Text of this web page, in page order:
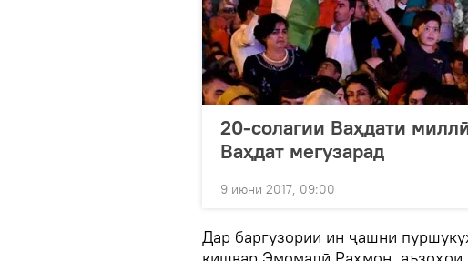
20-солагии Ваҳдати
Ваҳдат мегузарад
9 июни 2017, 09:00
Дар баргузории ин ҷашни